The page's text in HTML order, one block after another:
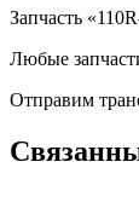
Запчасть
Любые
Отправим